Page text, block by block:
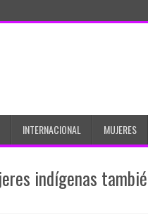
INTERNACIONAL MUJERES
indígenas